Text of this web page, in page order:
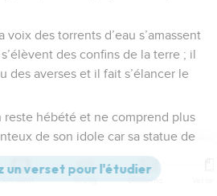
des torrents d’eau s’amassent
des confins de la terre ; il
des averses et il fait s’élancer le
reste hébété et ne comprend plus
de son idole car sa statue de
n’a aucun souffle de vie.
œuvres illusoires ; et ils
Commentaires Strong